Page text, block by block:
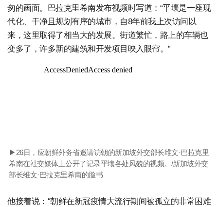
匆的画面。巴拉克里希南发布视频时写道：“平壤是一座现
代化、干净且规划有序的城市，自8年前我上次访问以
来，这里取得了相当大的发展。街道繁忙，路上的车辆也
变多了，许多新的建筑和开发项目映入眼帘。”
▶26日，应朝鲜外务省邀请访朝的新加坡外交部长维文·巴拉克里
希南在社交媒体上公开了记录平壤各处风貌的视频。/新加坡外交
部长维文·巴拉克里希南的脸书
他接着说：“朝鲜在新冠疫情大流行期间被孤立的非常困难